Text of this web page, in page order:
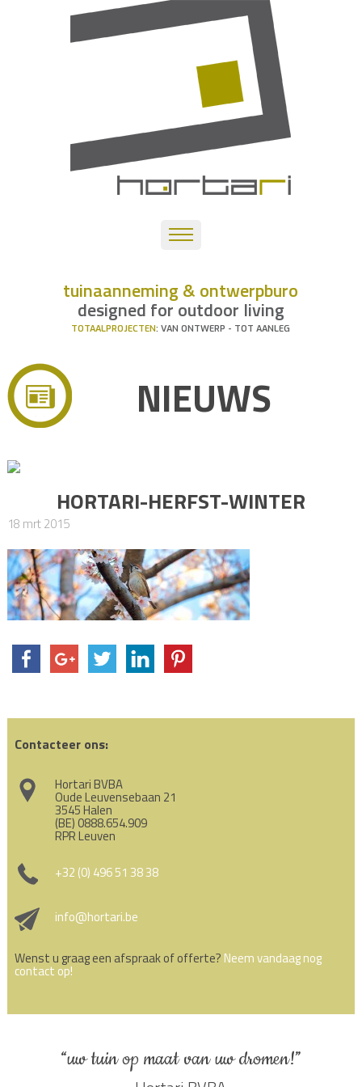
tuinaanneming & ontwerpburo
designed for outdoor living
TOTAALPROJECTEN: VAN ONTWERP - TOT AANLEG
NIEUWS
HORTARI-HERFST-WINTER
18 mrt 2015
Contacteer ons:
Hortari BVBA
Oude Leuvensebaan 21
3545 Halen
(BE) 0888.654.909
RPR Leuven
+32 (0) 496 51 38 38
info@hortari.be
Wenst u graag een afspraak of offerte? Neem vandaag nog
contact op!
“uw tuin op maat van uw dromen!”